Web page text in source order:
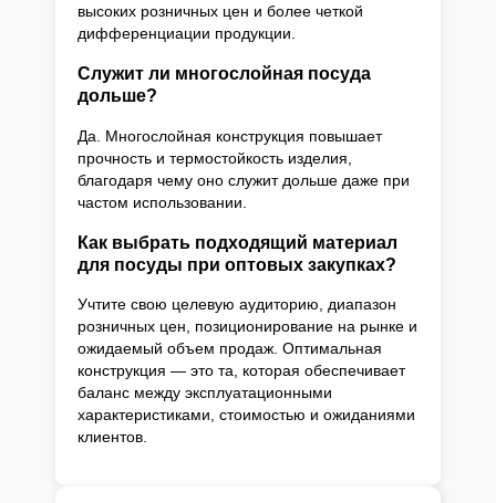
высоких розничных цен и более четкой
дифференциации продукции.
Служит ли многослойная посуда
дольше?
Да. Многослойная конструкция повышает
прочность и термостойкость изделия,
благодаря чему оно служит дольше даже при
частом использовании.
Как выбрать подходящий материал
для посуды при оптовых закупках?
Учтите свою целевую аудиторию, диапазон
розничных цен, позиционирование на рынке и
ожидаемый объем продаж. Оптимальная
конструкция — это та, которая обеспечивает
баланс между эксплуатационными
характеристиками, стоимостью и ожиданиями
клиентов.